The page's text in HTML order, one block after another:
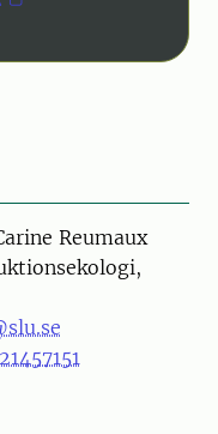
Reumaux